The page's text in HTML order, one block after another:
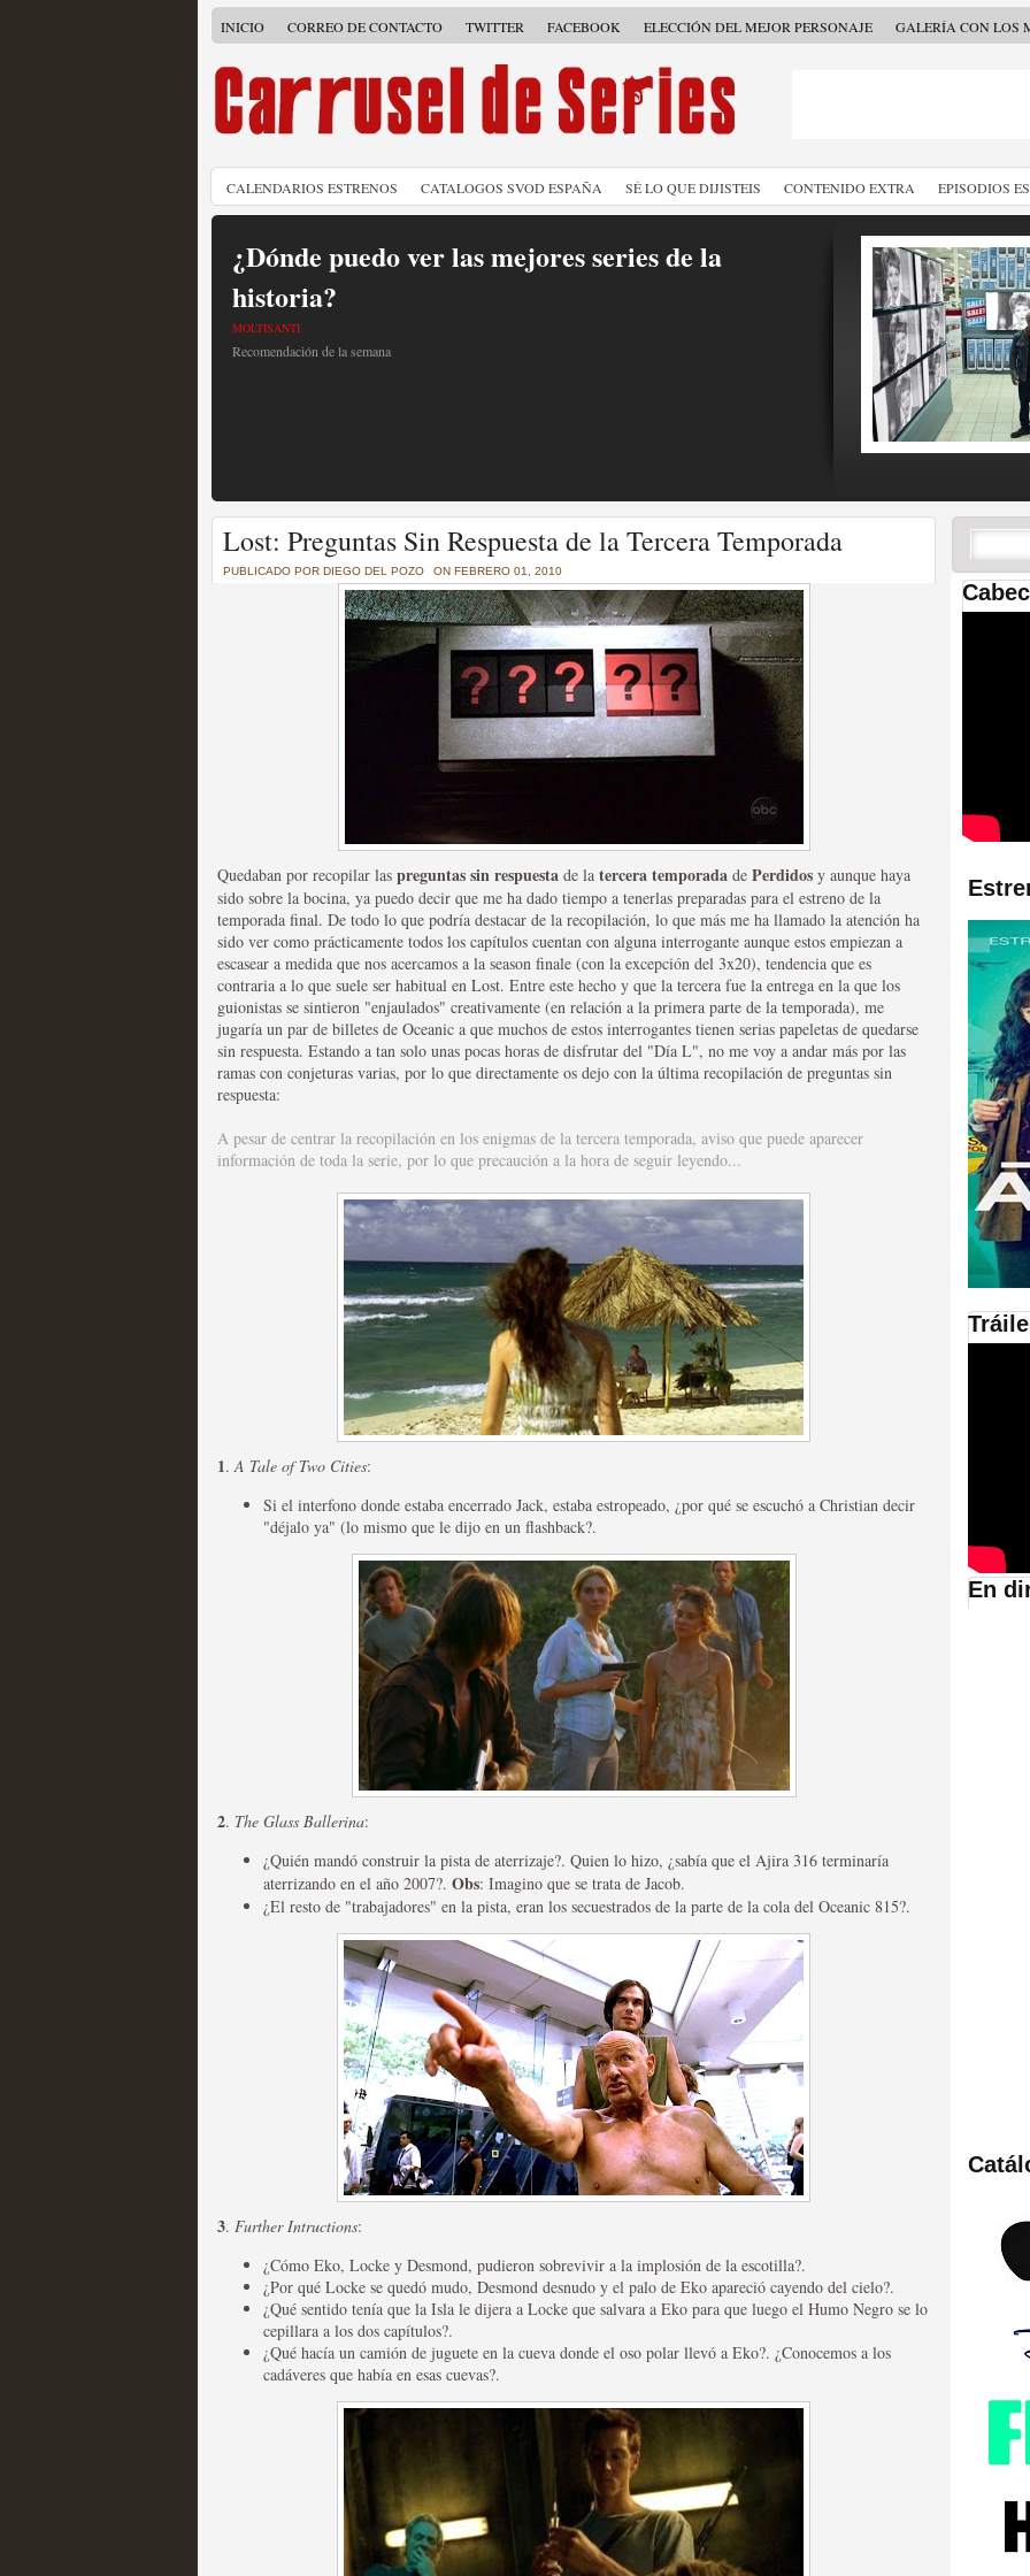
INICIO CORREO DE CONTACTO TWITTER FACEBOOK ELECCIÓN DEL MEJOR PERSONAJE GALERÍA CON LOS
CALENDARIOS ESTRENOS CATALOGOS SVOD ESPAÑA SÉ LO QUE DIJISTEIS CONTENIDO EXTRA EPISODIOS
¿Dónde puedo ver las mejores series de la
historia?
MOLTISANTI
Recomendación de la semana
Un recorrido por todas las temporadas de Game
of Thrones a través de sus mejores tráilers
Recomendación de la semana
La burbuja de los jugadores de la ficción
MOLTISANTI
Recomendación de la semana
Las series disponibles en las plataformas SVOD
tienen fecha de caducidad
MOLTISANTI
La barrera de las 500 series al año se superará
desde Silicon Valley
Mi experiencia como usuario de HBO España
Recomendación de la semana
The Get Down o cómo acabar siendo una de las
series más caras de la historia
Recomendación de la semana
Fin de ciclo para las series de viajes en el tiempo
MOLTISANTI
Taboo es otra miniserie británica que no es
Lost: Preguntas Sin Respuesta de la Tercera Temporada
PUBLICADO POR DIEGO DEL POZO ON FEBRERO 01, 2010
Quedaban por recopilar las preguntas sin respuesta de la tercera temporada de Perdidos y aunque haya
sido sobre la bocina, ya puedo decir que me ha dado tiempo a tenerlas preparadas para el estreno de la
temporada final. De todo lo que podría destacar de la recopilación, lo que más me ha llamado la atención ha
sido ver como prácticamente todos los capítulos cuentan con alguna interrogante aunque estos empiezan a
escasear a medida que nos acercamos a la season finale (con la excepción del 3x20), tendencia que es
contraria a lo que suele ser habitual en Lost. Entre este hecho y que la tercera fue la entrega en la que los
guionistas se sintieron "enjaulados" creativamente (en relación a la primera parte de la temporada), me
jugaría un par de billetes de Oceanic a que muchos de estos interrogantes tienen serias papeletas de quedarse
sin respuesta. Estando a tan solo unas pocas horas de disfrutar del "Día L", no me voy a andar más por las
ramas con conjeturas varias, por lo que directamente os dejo con la última recopilación de preguntas sin
respuesta:
A pesar de centrar la recopilación en los enigmas de la tercera temporada, aviso que puede aparecer
información de toda la serie, por lo que precaución a la hora de seguir leyendo...
1.A Tale of Two Cities:
Si el interfono donde estaba encerrado Jack, estaba estropeado, ¿por qué se escuchó a Christian decir
"déjalo ya" (lo mismo que le dijo en un flashback?.
2. The Glass Ballerina:
¿Quién mandó construir la pista de aterrizaje?. Quien lo hizo, ¿sabía que el Ajira 316 terminaría
aterrizando en el año 2007?. Obs: Imagino que se trata de Jacob.
¿El resto de "trabajadores" en la pista, eran los secuestrados de la parte de la cola del Oceanic 815?.
3. Further Intructions:
¿Cómo Eko, Locke y Desmond, pudieron sobrevivir a la implosión de la escotilla?.
¿Por qué Locke se quedó mudo, Desmond desnudo y el palo de Eko apareció cayendo del cielo?.
¿Qué sentido tenía que la Isla le dijera a Locke que salvara a Eko para que luego el Humo Negro se lo
cepillara a los dos capítulos?.
¿Qué hacía un camión de juguete en la cueva donde el oso polar llevó a Eko?. ¿Conocemos a los
cadáveres que había en esas cuevas?.
En